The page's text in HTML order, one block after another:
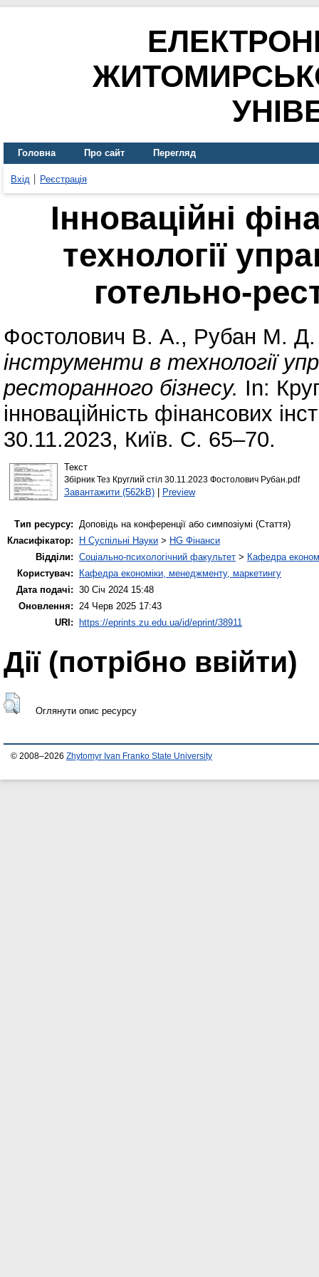
Головна Про сайт Перегляд
Вхід Реєстрація
Інноваційні
технології
готельно-
Фостолович В. А., Рубан М. Д.
інструменти в технології
ресторанного бізнесу. In:
інноваційність фінансових
30.11.2023, Київ. С. 65–70.
Текст
Збірник Тез Круглий стіл 30.11.2023 Фостолович Рубан.pdf
Завантажити (562kB)| Preview
Тип ресурсу: Доповідь на конференції або симпозіумі (Стаття)
Класифікатор:
H Суспільні Науки > HG Фінанси
Відділи: Соціально-психологічний факультет > Кафедра
Користувач:
Кафедра економіки, менеджменту, маркетингу
Дата подачі: 30 Січ 2024 15:48
Оновлення: 24 Черв 2025 17:43
URI:
https://eprints.zu.edu.ua/id/eprint/38911
Дії ​​(потрібно ввійти)
Оглянути опис ресурсу
© 2008–2026 Zhytomyr Ivan Franko State University